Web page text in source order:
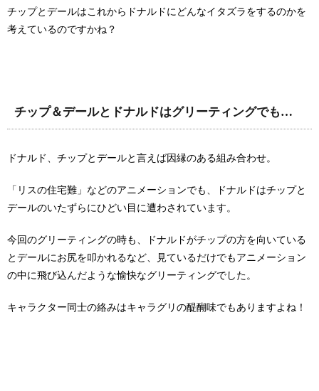
チップとデールはこれからドナルドにどんなイタズラをするのかを
考えているのですかね？
チップ＆デールとドナルドはグリーティングでも…
ドナルド、チップとデールと言えば因縁のある組み合わせ。
「リスの住宅難」などのアニメーションでも、ドナルドはチップと
デールのいたずらにひどい目に遭わされています。
今回のグリーティングの時も、ドナルドがチップの方を向いている
とデールにお尻を叩かれるなど、見ているだけでもアニメーション
の中に飛び込んだような愉快なグリーティングでした。
キャラクター同士の絡みはキャラグリの醍醐味でもありますよね！